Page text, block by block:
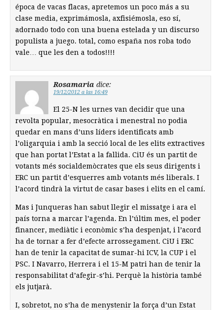
época de vacas flacas, apretemos un poco más a su
clase media, exprimámosla, axfisiémosla, eso sí,
adornado todo con una buena estelada y un discurso
populista a juego. total, como españa nos roba todo
vale… que les den a todos!!!!
Rosamaria dice:
19/12/2012 a las 16:49
El 25-N les urnes van decidir que una
revolta popular, mesocràtica i menestral no podia
quedar en mans d’uns líders identificats amb
l’oligarquia i amb la secció local de les elits extractives
que han portat l’Estat a la fallida. CiU és un partit de
votants més socialdemòcrates que els seus dirigents i
ERC un partit d’esquerres amb votants més liberals. I
l’acord tindrà la virtut de casar bases i elits en el camí.
Mas i Junqueras han sabut llegir el missatge i ara el
país torna a marcar l’agenda. En l’últim mes, el poder
financer, mediàtic i econòmic s’ha despenjat, i l’acord
ha de tornar a fer d’efecte arrossegament. CiU i ERC
han de tenir la capacitat de sumar-hi ICV, la CUP i el
PSC. I Navarro, Herrera i el 15-M patri han de tenir la
responsabilitat d’afegir-s’hi. Perquè la història també
els jutjarà.
I, sobretot, no s’ha de menystenir la força d’un Estat